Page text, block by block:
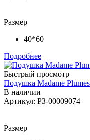
Размер
40*60
Подробнее
Быстрый просмотр
Подушка Madame
В наличии
Артикул: РЗ-00009074
Размер